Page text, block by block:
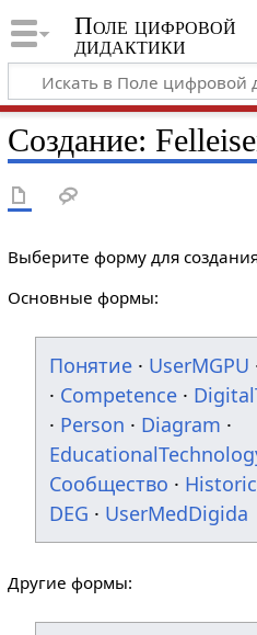
Поле цифровой
дидактики
Создание:
Выберите форму для
Основные формы:
Понятие · UserMGPU
· Competence ·
· Person · Diagram ·
Сообщество ·
DEG · UserMedDigida
Другие формы: